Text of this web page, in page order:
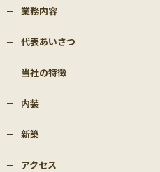
業務内容
代表あいさつ
当社の特徴
内装
新築
アクセス